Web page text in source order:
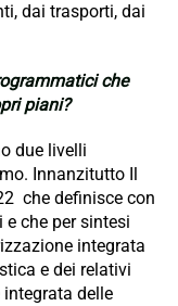
dai trasporti, dai
che
piani?
due livelli
Innanzitutto Il
che definisce con
che per sintesi
integrata
e dei relativi
delle